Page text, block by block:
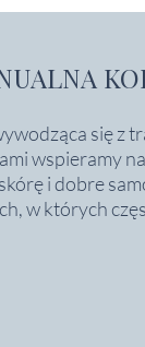
się z
wspieramy
i dobre
w których